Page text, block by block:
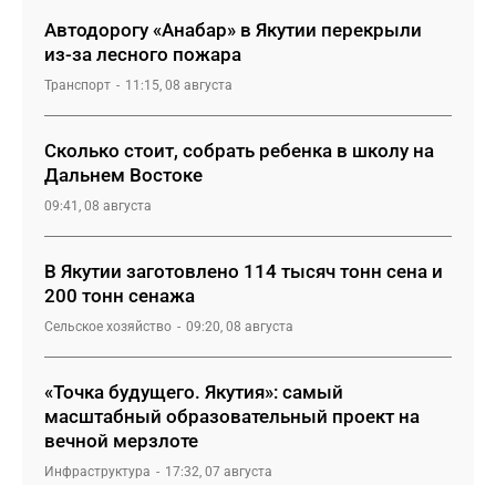
Автодорогу «Анабар» в Якутии перекрыли
из-за лесного пожара
Транспорт 11:15, 08 августа
Сколько стоит, собрать ребенка в школу на
Дальнем Востоке
09:41, 08 августа
В Якутии заготовлено 114 тысяч тонн сена и
200 тонн сенажа
Сельское хозяйство 09:20, 08 августа
«Точка будущего. Якутия»: самый
масштабный образовательный проект на
вечной мерзлоте
Инфраструктура 17:32, 07 августа